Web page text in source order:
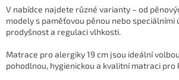
u
V nabídce najdete různé varianty – od
modely s paměťovou pěnou nebo speciálními
prodyšnost a regulaci vlhkosti.
Matrace pro alergiky 19 cm jsou ideální
pohodlnou, hygienickou a kvalitní matraci pro